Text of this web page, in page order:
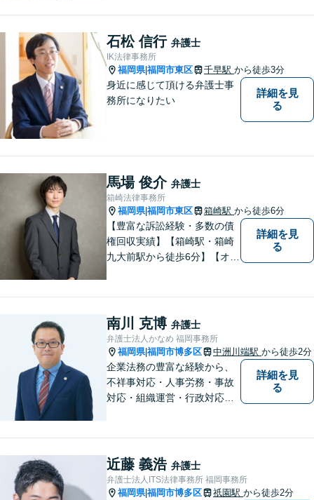
も構いませんので、お困りの
方は気軽にご相談ください。
石松 信行 弁護士
IK法律事務所
福岡県|福岡市東区 千早駅 から徒歩3分
身近に感じて頂ける弁護士事
務所になりたい
詳細を見
る
馬場 俊介 弁護士
箱崎法律事務所
福岡県|福岡市東区 箱崎駅 から徒歩6分
【豊富な訴訟経験・多数の債
権回収実績】【箱崎駅・箱崎
九大前駅から徒歩6分】【オン
ビジネス上の法的課題まで、
各種法律相談、訴訟・債権回
収等のご依頼を承っておりま
す。
詳細を見
る
南川 克博 弁護士
弁護士法人かなめ 福岡事務所
福岡県|福岡市博多区 中洲川端駅 から徒歩2分
企業法務の豊富な経験から、
不祥事対応・人事労務・事故
対応・組織運営・行政対応な
詳細を見
る
近藤 義浩 弁護士
弁護士法人ITS法律事務所 福岡事務所
福岡県|福岡市博多区 祇園駅 から徒歩2分